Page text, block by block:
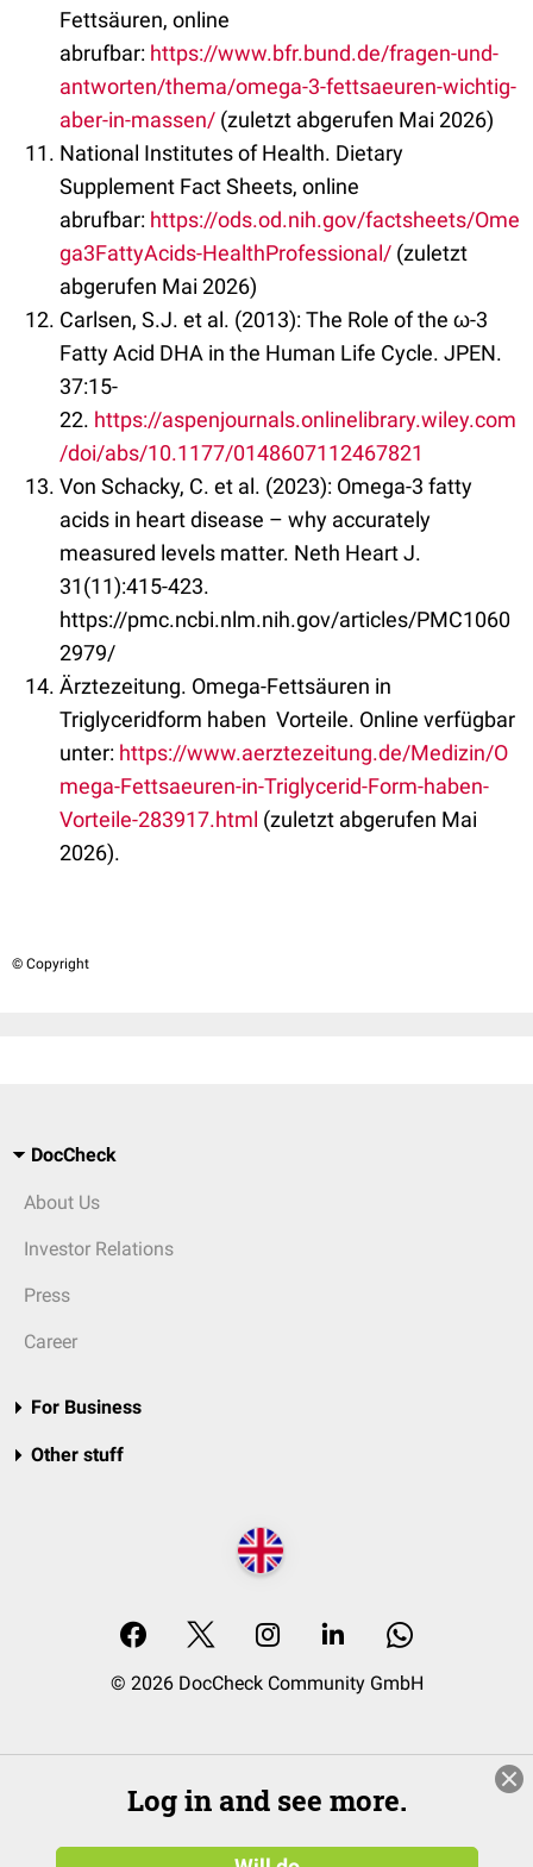
Fettsäuren, online
abrufbar: https://www.bfr.bund.de/fragen-und-
antworten/thema/omega-3-fettsaeuren-wichtig-
aber-in-massen/ (zuletzt abgerufen Mai 2026)
National Institutes of Health. Dietary
Supplement Fact Sheets, online
abrufbar: https://ods.od.nih.gov/factsheets/Ome
ga3FattyAcids-HealthProfessional/ (zuletzt
abgerufen Mai 2026)
Carlsen, S.J. et al. (2013): The Role of the ω-3
Fatty Acid DHA in the Human Life Cycle. JPEN.
37:15-
22. https://aspenjournals.onlinelibrary.wiley.com
/doi/abs/10.1177/0148607112467821
Von Schacky, C. et al. (2023): Omega-3 fatty
acids in heart disease – why accurately
measured levels matter. Neth Heart J.
31(11):415-423.
https://pmc.ncbi.nlm.nih.gov/articles/PMC1060
2979/
Ärztezeitung. Omega-Fettsäuren in
Triglyceridform haben Vorteile. Online verfügbar
unter: https://www.aerztezeitung.de/Medizin/O
mega-Fettsaeuren-in-Triglycerid-Form-haben-
Vorteile-283917.html (zuletzt abgerufen Mai
2026).
© Copyright
DocCheck
About Us
Investor Relations
Press
Career
For Business
Other stuff
© 2026 DocCheck Community GmbH
Log in and see more.